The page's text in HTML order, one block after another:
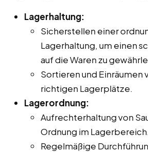
Lagerhaltung:
Sicherstellen einer
Lagerhaltung, um einen
auf die Waren zu
Sortieren und Einräumen
richtigen Lagerplätze.
Lagerordnung:
Aufrechterhaltung von
Ordnung im Lagerbereich.
Regelmäßige